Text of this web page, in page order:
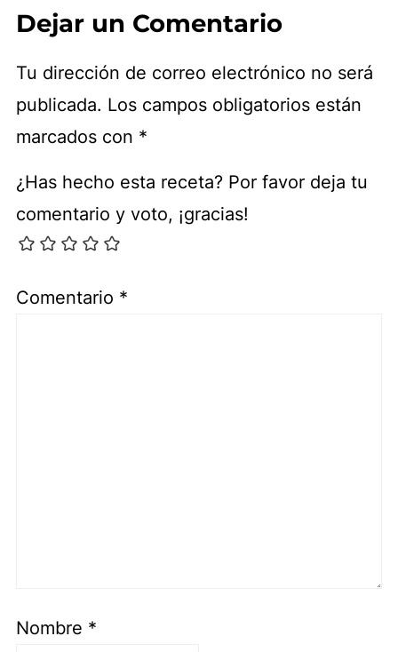
Dejar un Comentario
Tu dirección de correo electrónico no será
publicada. Los campos obligatorios están
marcados con *
¿Has hecho esta receta? Por favor deja tu
comentario y voto, ¡gracias!
Comentario *
Nombre *